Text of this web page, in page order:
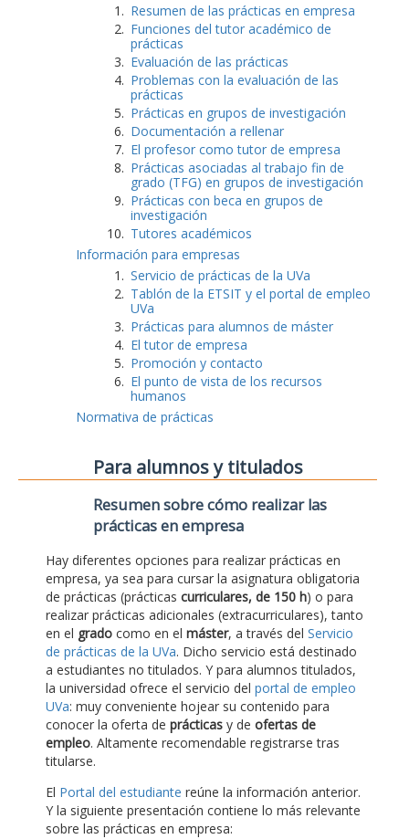
Resumen de las prácticas en empresa
Funciones del tutor académico de
prácticas
Evaluación de las prácticas
Problemas con la evaluación de las
prácticas
Prácticas en grupos de investigación
Documentación a rellenar
El profesor como tutor de empresa
Prácticas asociadas al trabajo fin de
grado (TFG) en grupos de investigación
Prácticas con beca en grupos de
investigación
Tutores académicos
Información para empresas
Servicio de prácticas de la UVa
Tablón de la ETSIT y el portal de empleo
UVa
Prácticas para alumnos de máster
El tutor de empresa
Promoción y contacto
El punto de vista de los recursos
humanos
Normativa de prácticas
Para alumnos y titulados
Resumen sobre cómo realizar las
prácticas en empresa
Hay diferentes opciones para realizar prácticas en
empresa, ya sea para cursar la asignatura obligatoria
de prácticas (prácticas curriculares, de 150 h) o para
realizar prácticas adicionales (extracurriculares), tanto
en el grado como en el máster, a través del Servicio
de prácticas de la UVa. Dicho servicio está destinado
a estudiantes no titulados. Y para alumnos titulados,
la universidad ofrece el servicio del portal de empleo
UVa: muy conveniente hojear su contenido para
conocer la oferta de prácticas y de ofertas de
empleo. Altamente recomendable registrarse tras
titularse.
El Portal del estudiante reúne la información anterior.
Y la siguiente presentación contiene lo más relevante
sobre las prácticas en empresa: